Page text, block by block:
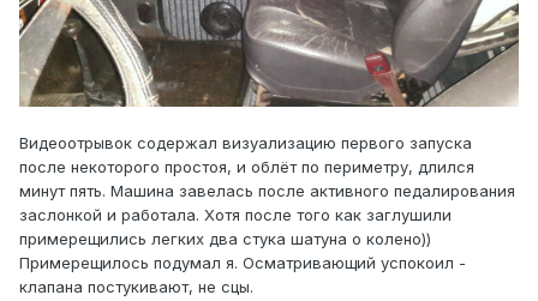
Видеоотрывок содержал визуализацию первого запуска
после некоторого простоя, и облёт по периметру, длился
минут пять. Машина завелась после активного педалирования
заслонкой и работала. Хотя после того как заглушили
примерещились легких два стука шатуна о колено))
Примерещилось подумал я. Осматривающий успокоил -
клапана постукивают, не сцы.